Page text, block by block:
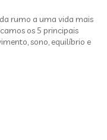
rumo a uma vida mais
os 5 principais
sono, equilíbrio e